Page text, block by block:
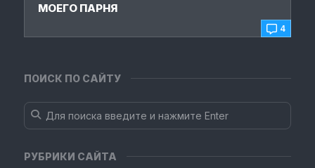
4
МОЕГО ПАРНЯ
ПОИСК ПО САЙТУ
РУБРИКИ САЙТА